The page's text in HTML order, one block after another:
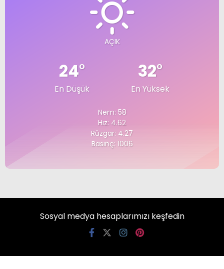
AÇIK
24°
En Düşük
32°
En Yüksek
Nem: 58
Hız: 4.62
Rüzgar: 4.27
Basınç: 1006
Sosyal medya hesaplarımızı keşfedin